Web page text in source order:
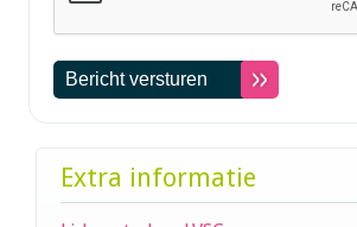
Extra informatie